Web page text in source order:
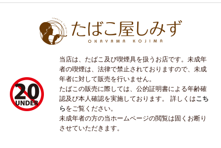
当店は、たばこ及び喫煙具を扱うお店です。未成年
者の喫煙は、法律で禁止されておりますので、未成
年者に対して販売を行いません。
たばこの販売に際しては、公的証明書による年齢確
認及び本人確認を実施しております。 詳しくはこち
らをご覧ください。
未成年者の方の当ホームページの閲覧は固くお断り
させていただきます。